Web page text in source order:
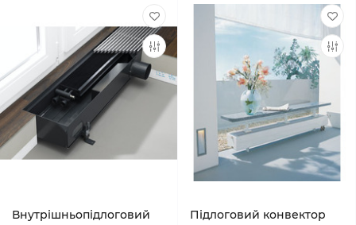
Внутрішньопідлоговий
Підлоговий конвектор